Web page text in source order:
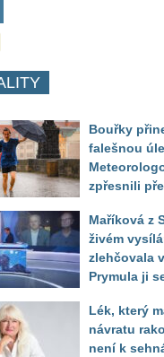
Bouřky
falešnou
zpřesnili
horkého
Maříková z
živém
zlehčovala
Prymula ji
číslo
Lék, který
návratu
není k